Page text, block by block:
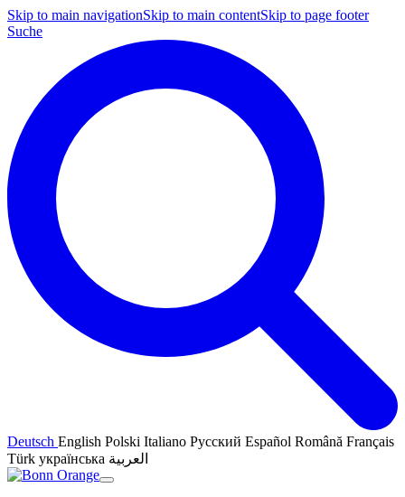
Skip to main navigationSkip to main contentSkip to page footer
Suche
Deutsch English Polski Italiano Русский Español Română Français
Türk українська العربية